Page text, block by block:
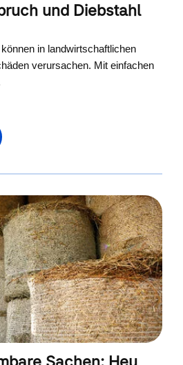
und Diebstahl
in landwirtschaftlichen
verursachen. Mit einfachen
Sachen: Heu